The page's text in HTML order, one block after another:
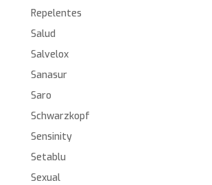
Repelentes
Salud
Salvelox
Sanasur
Saro
Schwarzkopf
Sensinity
Setablu
Sexual